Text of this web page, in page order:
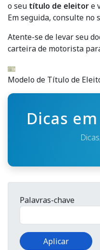
o seu título de eleitore
Em seguida, consulte no
Atente-se de levar seu
carteira de motorista
Modelo de Título de
Dicas
Palavras-chave